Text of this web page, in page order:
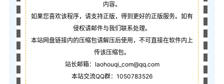
内容。
如果您喜欢该程序，请支持正版，得到更好的正版服务。如有
侵权请邮件与我们联系处理。
本站网盘链接内的压缩包请解压后使用，不可直接在软件内上
传该压缩包。
站长邮箱：laohouqi_com@qq.com
本站交流QQ群：1050783526